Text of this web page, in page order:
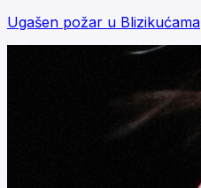
Ugašen požar u Blizikućama